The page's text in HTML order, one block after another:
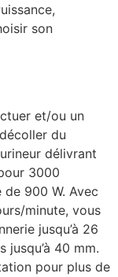
son
et/ou un
du
délivrant
3000
de 900 W. Avec
minute, vous
jusqu’à 26
jusqu’à 40 mm.
pour plus de